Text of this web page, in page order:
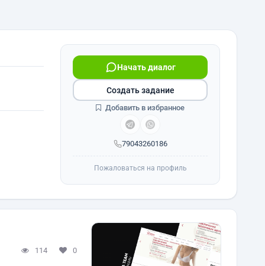
79043260186
Начать диалог
Создать задание
Добавить в избранное
Пожаловаться на профиль
114 0